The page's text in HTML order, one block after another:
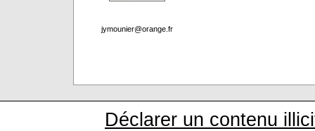
jymounier@orange.fr
Déclarer un contenu